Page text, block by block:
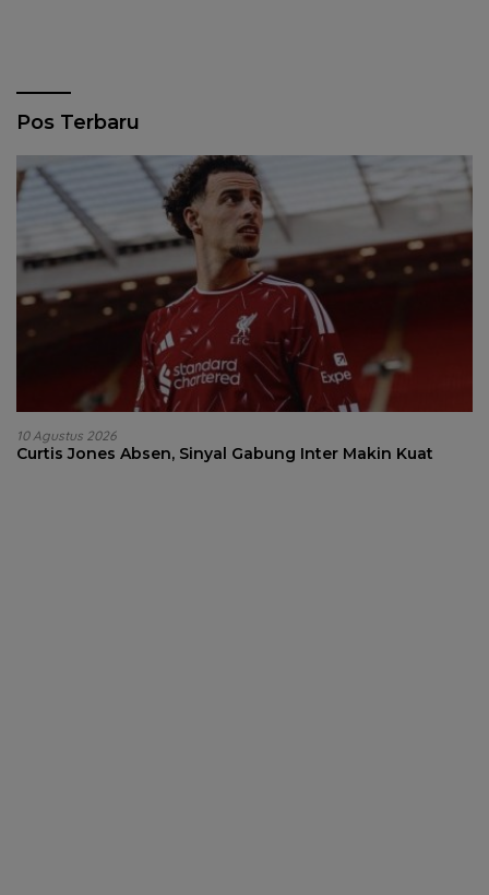
Pos Terbaru
10 Agustus 2026
Curtis Jones Absen, Sinyal Gabung Inter Makin Kuat